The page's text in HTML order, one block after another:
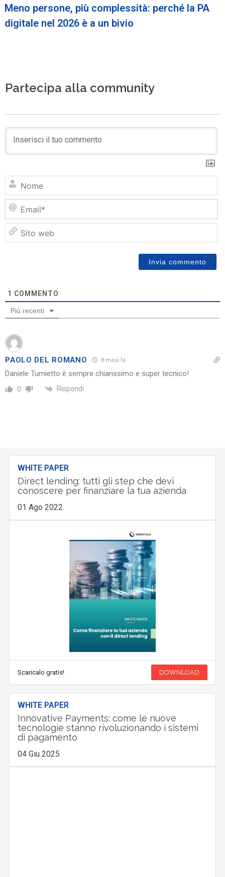
Meno persone, più complessità: perché la PA
digitale nel 2026 è a un bivio
Partecipa alla community
1 COMMENTO
Più recenti
PAOLO DEL ROMANO 8 mesi fa
Daniele Tumietto è sempre chiarissimo e super tecnico!
0 Rispondi
WHITE PAPER
Direct lending: tutti gli step che devi
conoscere per finanziare la tua azienda
01 Ago 2022
Scaricalo gratis! DOWNLOAD
WHITE PAPER
Innovative Payments: come le nuove
tecnologie stanno rivoluzionando i sistemi
di pagamento
04 Giu 2025